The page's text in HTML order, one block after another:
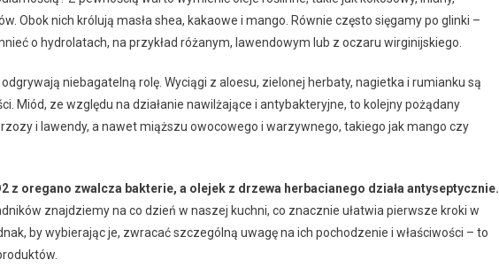
Obok nich królują masła shea, kakaowe i mango. Równie często sięgamy po glinki –
o hydrolatach, na przykład różanym, lawendowym lub z oczaru wirginijskiego.
niebagatelną rolę. Wyciągi z aloesu, zielonej herbaty, nagietka i rumianku są
Miód, ze względu na działanie nawilżające i antybakteryjne, to kolejny pożądany
i lawendy, a nawet miąższu owocowego i warzywnego, takiego jak mango czy
z oregano zwalcza bakterie, a olejek z drzewa herbacianego działa antyseptycznie.
znajdziemy na co dzień w naszej kuchni, co znacznie ułatwia pierwsze kroki w
by wybierając je, zwracać szczególną uwagę na ich pochodzenie i właściwości – to